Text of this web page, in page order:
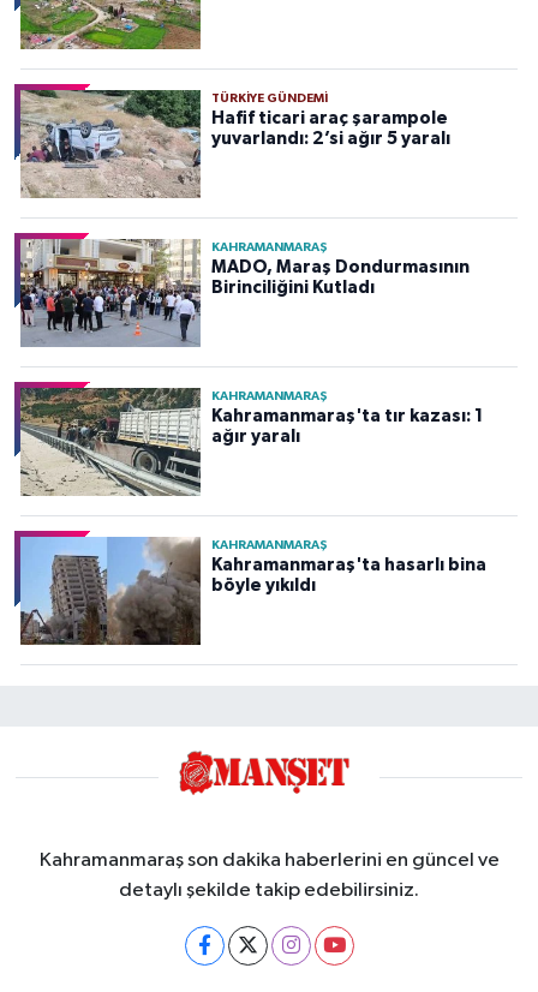
TÜRKIYE GÜNDEMI
Hafif ticari araç şarampole
yuvarlandı: 2’si ağır 5 yaralı
KAHRAMANMARAŞ
MADO, Maraş Dondurmasının
Birinciliğini Kutladı
KAHRAMANMARAŞ
Kahramanmaraş'ta tır kazası: 1
ağır yaralı
KAHRAMANMARAŞ
Kahramanmaraş'ta hasarlı bina
böyle yıkıldı
Kahramanmaraş son dakika haberlerini en güncel ve
detaylı şekilde takip edebilirsiniz.